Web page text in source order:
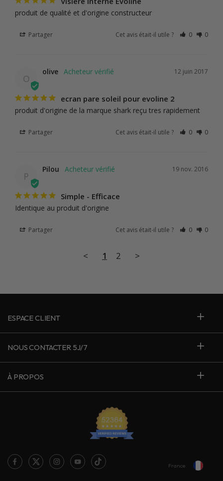
produit de qualité et d'origine constructeur
Partager Cet avis était-il utile ? 0 0
O
12 juin 2017
olive
ecran pare soleil pour evoline 2
produit d'origine de la marque shark reçu tres rapidement
Partager Cet avis était-il utile ? 0 0
P
19 nov. 2016
Pilou
Simple - Efficace
Identique au produit d'origine
Partager Cet avis était-il utile ? 0 0
< 1 2 >
ESPACE CLIENT
NOUS CONTACTER 5J/7
À PROPOS
France